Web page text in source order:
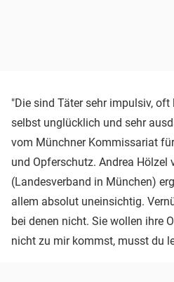
"Die sind Täter sehr impulsiv,
selbst unglücklich und sehr
vom Münchner Kommissariat
und Opferschutz. Andrea Hölzel
(Landesverband in München)
allem absolut uneinsichtig.
bei denen nicht. Sie wollen ihre
nicht zu mir kommst, musst du